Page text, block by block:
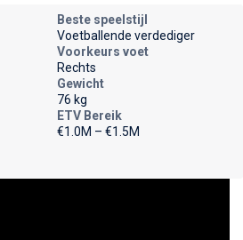
Beste speelstijl
Voetballende verdediger
Voorkeurs voet
Rechts
Gewicht
76 kg
ETV Bereik
€1.0M – €1.5M